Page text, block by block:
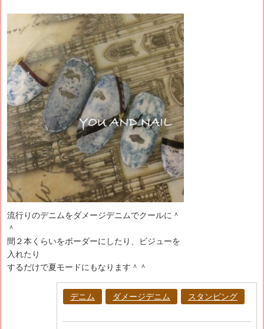
流行りのデニムをダメージデニムでクールに＾
＾
間２本くらいをボーダーにしたり、ビジューを
入れたり
するだけで夏モードにもなります＾＾
デニム ダメージデニム スタンピング